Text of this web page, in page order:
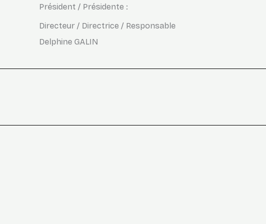
Président / Présidente :
Directeur / Directrice / Responsable
Delphine GALIN